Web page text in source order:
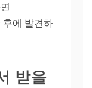
후에 발견하
받을